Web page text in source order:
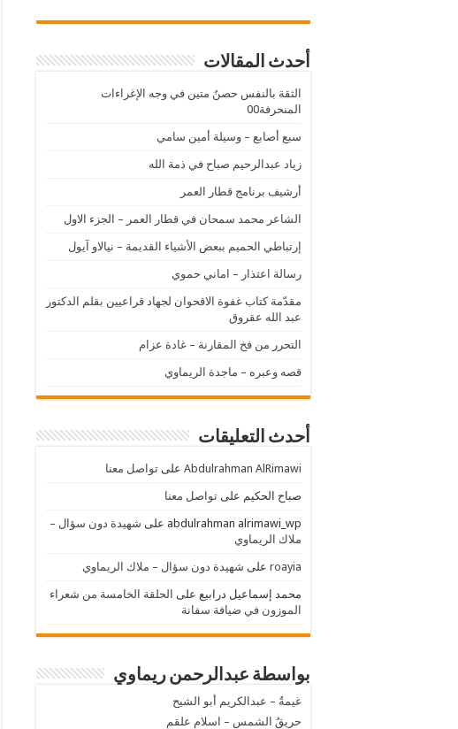
أحدث المقالات
الثقة بالنفس حصنٌ متين في وجه الإغراءات
المنحرفة00
سبع أصابع – وسيلة أمين سامي
زياد عبدالرحيم صباح في ذمة الله
أرشيف برنامج قطار العمر
الشاعر محمد سمحان في قطار العمر – الجزء الاول
إرتباطي الحميم ببعض الأشياء القديمة – نيالاو آيول
رسالة اعتذار – اماني حموي
مقدّمة كتاب غفوة الاقحوان لجهاد قراعيين بقلم الدكتور
عبد الله عقروق
التحرر من فخ المقارنة – غادة عزام
قصه وعبره – ماجدة الريماوي
أحدث التعليقات
Abdulrahman AlRimawi على تواصل معنا
صباح الحكيم على تواصل معنا
abdulrahman alrimawi_wp على شهيدة دون سؤال –
ملاك الريماوي
roayia على شهيدة دون سؤال – ملاك الريماوي
محمد إسماعيل درابيع على الحلقة الخامسة من شعراء
الموزون في ضيافة سفانة
بواسطة عبدالرحمن ريماوي
غيمةٌ – عبدالكريم أبو الشيح
حريقُ الشمسِ – اسلام علقم